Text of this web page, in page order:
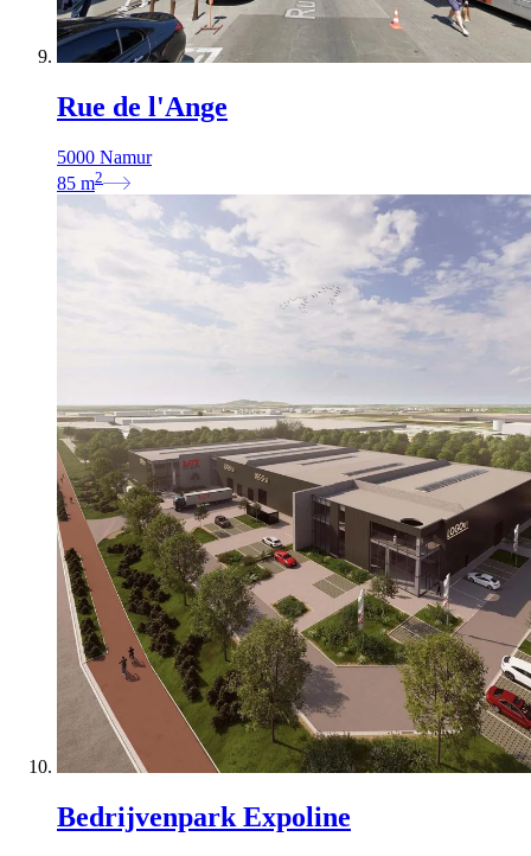
Rue de l'Ange
5000 Namur
85 m2
Bedrijvenpark Expoline